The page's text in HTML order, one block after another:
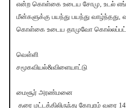
என்ற கொள்கை உடைய சோமு, உடல்
மீன்களுக்கு பயந்து பயந்து வாழ்ந்தது,
கொள்கை உடைய தாமுவோ
வெள்ளி
சமூகவியல்&விளையாட்டு
மைசூர் அரண்மனை
தரை மட்டத்திலிருந்து கோபுரம் வரை